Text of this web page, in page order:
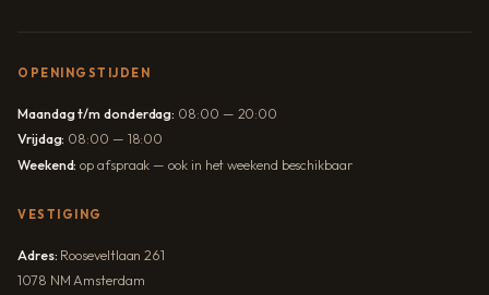
OPENINGSTIJDEN
Maandag t/m donderdag: 08:00 — 20:00
Vrijdag: 08:00 — 18:00
Weekend: op afspraak — ook in het weekend beschikbaar
VESTIGING
Adres: Rooseveltlaan 261
1078 NM Amsterdam